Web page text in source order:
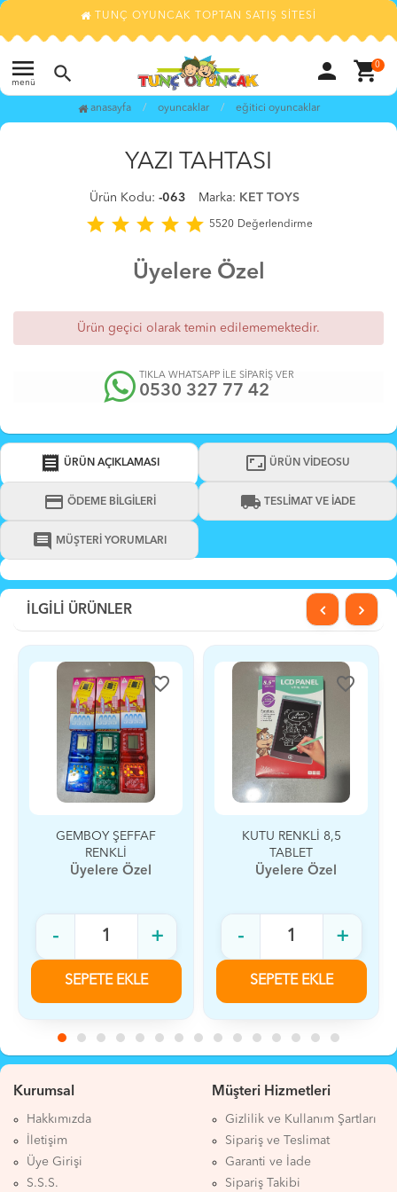
TUNÇ OYUNCAK TOPTAN SATIŞ SİTESİ
menu
menü search person shopping_cart0
anasayfa oyuncaklar eği̇ti̇ci̇ oyuncaklar
YAZI TAHTASI
Ürün Kodu: -063 Marka: KET TOYS
star star star star star 5520 Değerlendirme
Üyelere Özel
Ürün geçici olarak temin edilememektedir.
TIKLA WHATSAPP İLE SİPARİŞ VER
0530 327 77 42
receipt ÜRÜN AÇIKLAMASI aspect_ratio ÜRÜN VİDEOSU
credit_card ÖDEME BİLGİLERİ local_shipping TESLİMAT VE İADE
comment MÜŞTERİ YORUMLARI
İLGİLİ ÜRÜNLER
favorite_border
GEMBOY ŞEFFAF
RENKLİ
Üyelere Özel
SEPETE EKLE
favorite_border
KUTU RENKLİ 8,5
TABLET
Üyelere Özel
SEPETE EKLE
Kurumsal
Hakkımızda
İletişim
Üye Girişi
S.S.S.
Müşteri Hizmetleri
Gizlilik ve Kullanım Şartları
Sipariş ve Teslimat
Garanti ve İade
Sipariş Takibi